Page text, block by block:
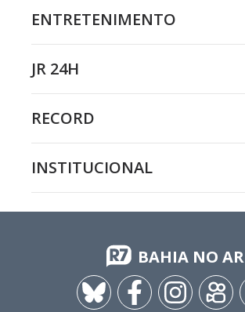
ENTRETENIMENTO
JR 24H
RECORD
INSTITUCIONAL
BAHIA NO AR